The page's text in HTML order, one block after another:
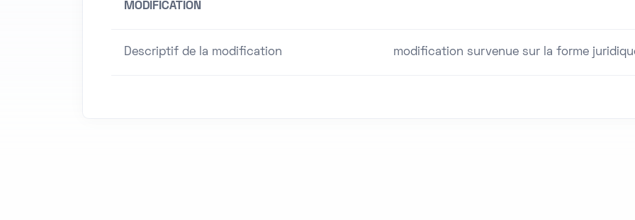
MODIFICATION
Descriptif de la modification modification survenue sur la forme